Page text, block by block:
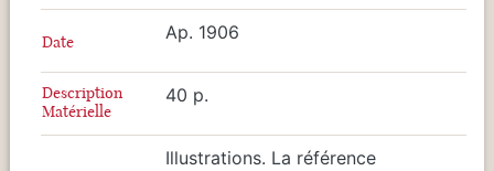
Date Ap. 1906
Description
Matérielle
40 p.
Illustrations. La référence